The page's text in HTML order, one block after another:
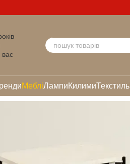
МебліЛампиКилимиТекстиль